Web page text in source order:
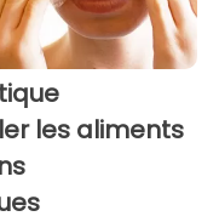
les aliments